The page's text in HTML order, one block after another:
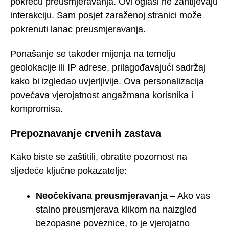
interakciju. Sam posjet zaraženoj stranici može
pokrenuti lanac preusmjeravanja.
Ponašanje se također mijenja na temelju
geolokacije ili IP adrese, prilagođavajući sadržaj
kako bi izgledao uvjerljivije. Ova personalizacija
povećava vjerojatnost angažmana korisnika i
kompromisa.
Prepoznavanje crvenih zastava
Kako biste se zaštitili, obratite pozornost na
sljedeće ključne pokazatelje:
Neočekivana preusmjeravanja – Ako vas
stalno preusmjerava klikom na naizgled
bezopasne poveznice, to je vjerojatno